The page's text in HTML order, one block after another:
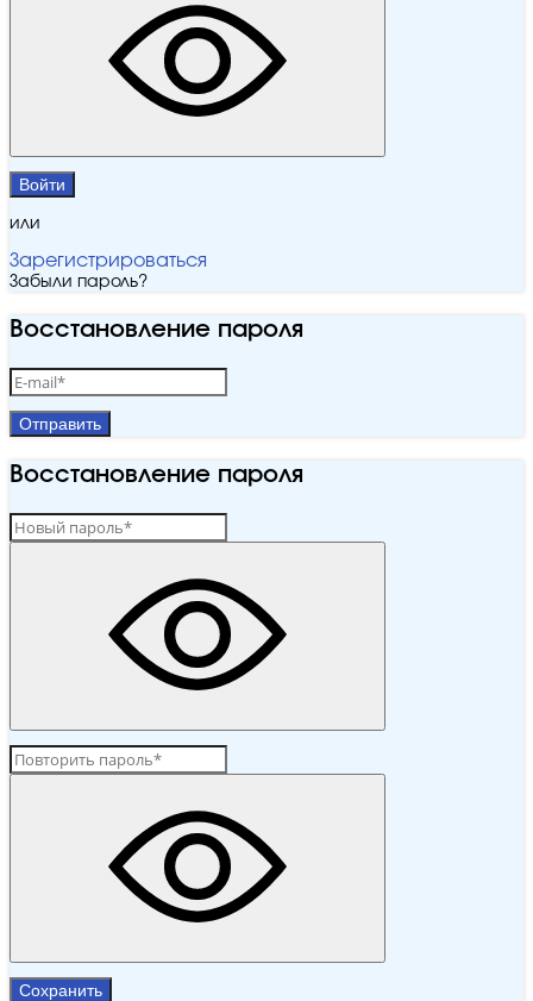
Войти
или
Зарегистрироваться
Забыли пароль?
Восстановление пароля
Отправить
Восстановление пароля
Сохранить